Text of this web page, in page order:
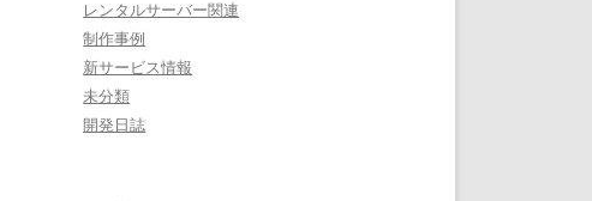
レンタルサーバー関連
制作事例
新サービス情報
未分類
開発日誌